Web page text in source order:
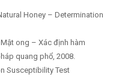
Honey – Determination
Mật ong – Xác định hàm
quang phổ, 2008.
Susceptibility Test